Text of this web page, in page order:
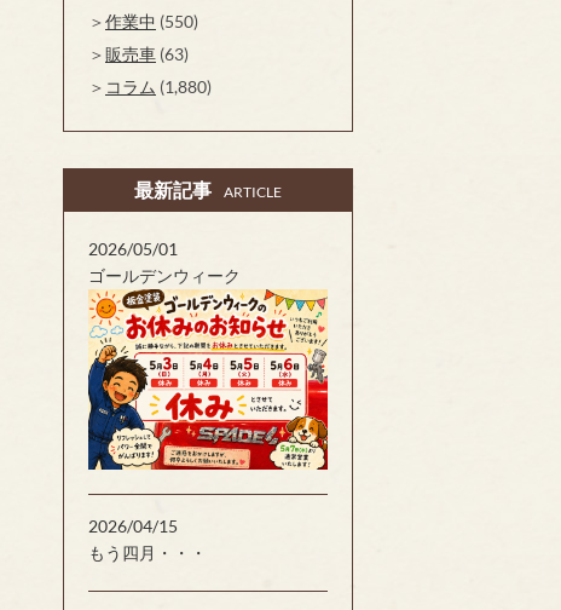
作業中 (550)
販売車 (63)
コラム (1,880)
最新記事 ARTICLE
2026/05/01
ゴールデンウィーク
2026/04/15
もう四月・・・